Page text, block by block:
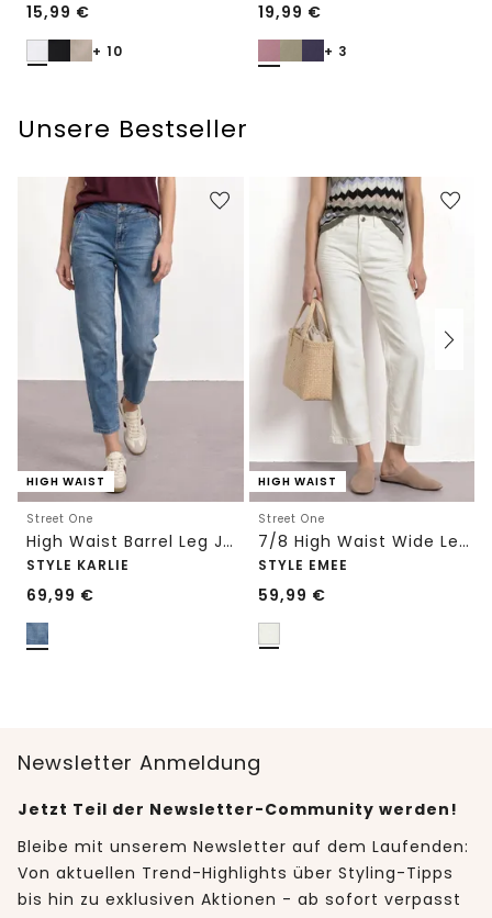
15,99 €
+ 10
19,99 €
+ 3
Unsere Bestseller
HIGH WAIST
Street One
High Waist Barrel Leg Jeans im Loose Fit
STYLE KARLIE
69,99 €
HIGH WAIST
Street One
7/8 High Waist Wide Leg Jeans im Loose Fit
STYLE EMEE
59,99 €
Newsletter Anmeldung
Jetzt Teil der Newsletter-Community werden!
Bleibe mit unserem Newsletter auf dem Laufenden:
Von aktuellen Trend-Highlights über Styling-Tipps
bis hin zu exklusiven Aktionen - ab sofort verpasst